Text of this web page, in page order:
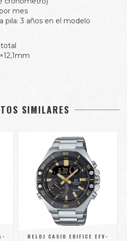
mes
pila: 3 años en el modelo
SIMILARES
RELOJ CASIO EDIFICE EFV-